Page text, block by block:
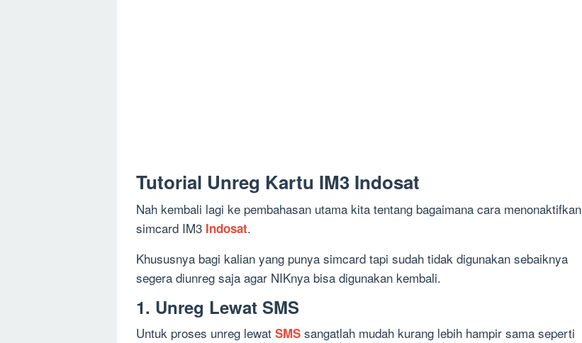
Tutorial Unreg Kartu IM3 Indosat
Nah kembali lagi ke pembahasan utama kita tentang bagaimana cara menonaktifkan
simcard IM3 Indosat.
Khususnya bagi kalian yang punya simcard tapi sudah tidak digunakan sebaiknya
segera diunreg saja agar NIKnya bisa digunakan kembali.
1. Unreg Lewat SMS
Untuk proses unreg lewat SMS sangatlah mudah kurang lebih hampir sama seperti